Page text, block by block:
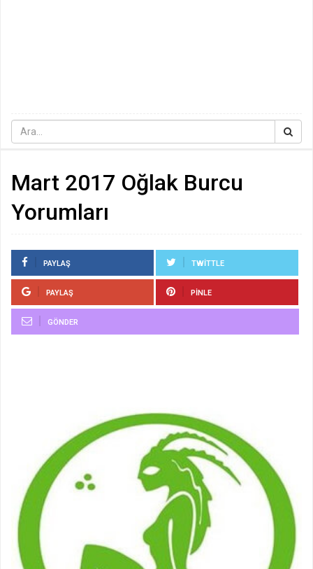
Mart 2017 Oğlak Burcu
Yorumları
PAYLAŞ TWITTLE
PAYLAŞ PINLE
GÖNDER